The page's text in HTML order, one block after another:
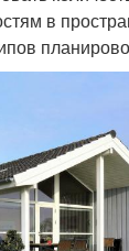
в